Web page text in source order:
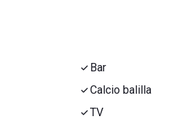
Bar
Calcio balilla
TV